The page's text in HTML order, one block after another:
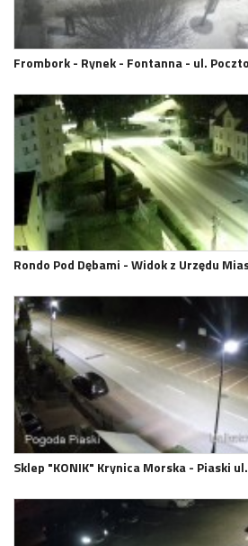
Frombork - Rynek - Fontanna - ul.
Rondo Pod Dębami - Widok z Urzędu
Sklep "KONIK" Krynica Morska - Piaski